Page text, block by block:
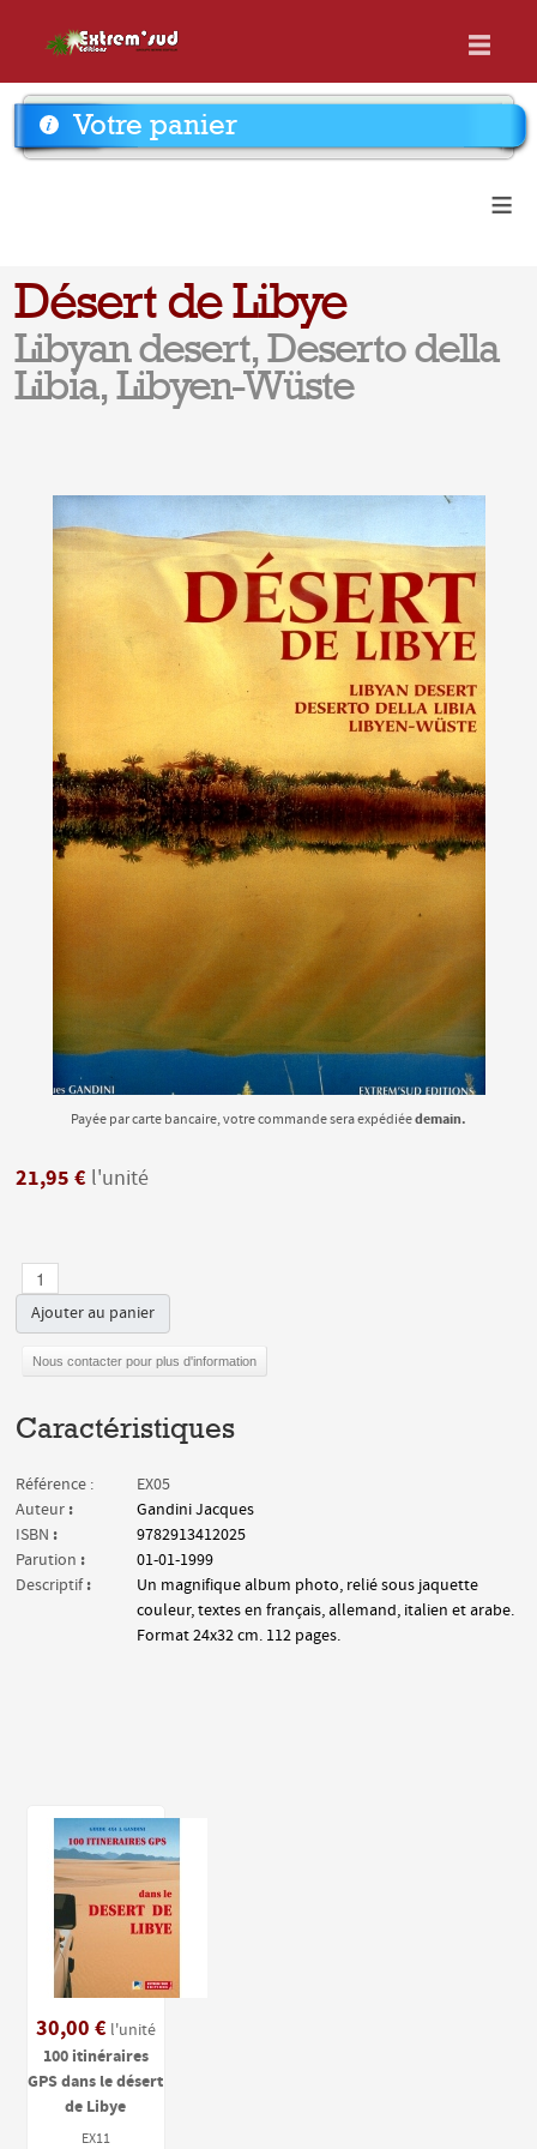
Votre panier
≡
Désert de Libye
Libyan desert, Deserto della
Libia, Libyen-Wüste
Payée par carte bancaire, votre commande sera expédiéedemain.
21,95 € l'unité
Ajouter au panier
Nous contacter pour plus d'information
Caractéristiques
Référence :
EX05
Auteur :
Gandini Jacques
ISBN :
9782913412025
Parution :
01-01-1999
Descriptif:
Un magnifique album photo, relié sous jaquette
couleur, textes en français, allemand, italien et arabe.
Format 24x32 cm. 112 pages.
30,00 € l'unité
100 itinéraires
GPS dans le désert
de Libye
EX11